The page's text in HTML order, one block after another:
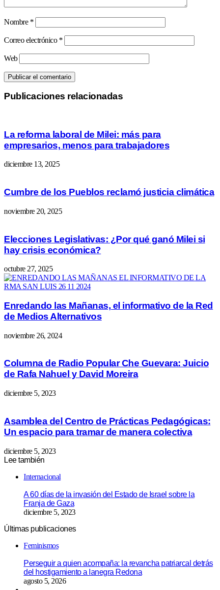
Nombre *
Correo electrónico *
Web
Publicaciones relacionadas
La reforma laboral de Milei: más para
empresarios, menos para trabajadores
diciembre 13, 2025
Cumbre de los Pueblos reclamó justicia climática
noviembre 20, 2025
Elecciones Legislativas: ¿Por qué ganó Milei si
hay crisis económica?
octubre 27, 2025
Enredando las Mañanas, el informativo de la Red
de Medios Alternativos
noviembre 26, 2024
Columna de Radio Popular Che Guevara: Juicio
de Rafa Nahuel y David Moreira
diciembre 5, 2023
Asamblea del Centro de Prácticas Pedagógicas:
Un espacio para tramar de manera colectiva
diciembre 5, 2023
Lee también
Internacional
A 60 días de la invasión del Estado de Israel sobre la
Franja de Gaza
diciembre 5, 2023
Últimas publicaciones
Feminismos
Perseguir a quien acompaña: la revancha patriarcal detrás
del hostigamiento a lanegra Redona
agosto 5, 2026